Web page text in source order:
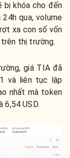
bị khóa cho đến
qua, volume
xa con số vốn
thị trường.
giá TIA đã
và liên tục lập
nhất mà token
USD.